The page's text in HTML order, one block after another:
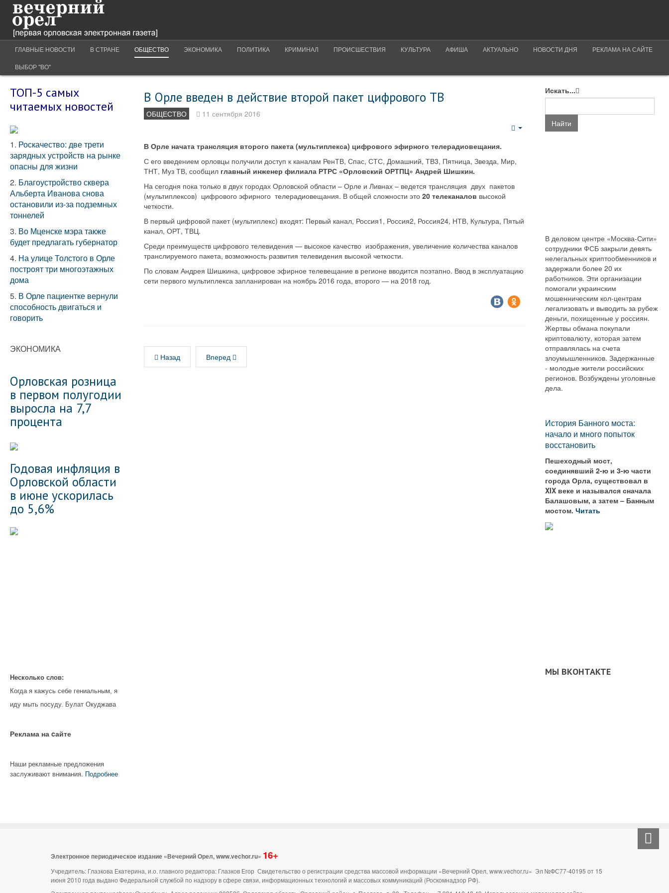
ГЛАВНЫЕ НОВОСТИ В СТРАНЕ ОБЩЕСТВО ЭКОНОМИКА ПОЛИТИКА КРИМИНАЛ ПРОИСШЕСТВИЯ КУЛЬТУРА АФИША АКТУАЛЬНО НОВОСТИ ДНЯ РЕКЛАМА НА САЙТЕ
ВЫБОР "ВО"
В Орле введен в действие второй пакет цифрового ТВ
ОБЩЕСТВО 11 сентября 2016
В Орле начата трансляция второго пакета (мультиплекса) цифрового эфирного телерадиовещания.
С его введением орловцы получили доступ к каналам РенТВ, Спас, СТС, Домашний, ТВ3, Пятница, Звезда, Мир,
ТНТ, Муз ТВ, сообщил главный инженер филиала РТРС «Орловский ОРТПЦ» Андрей Шишкин.
На сегодня пока только в двух городах Орловской области – Орле и Ливнах – ведется трансляция двух пакетов
(мультиплексов) цифрового эфирного телерадиовещания. В общей сложности это 20 телеканалов высокой
четкости.
В первый цифровой пакет (мультиплекс) входят: Первый канал, Россия1, Россия2, Россия24, НТВ, Культура, Пятый
канал, ОРТ, ТВЦ.
Среди преимуществ цифрового телевидения — высокое качество изображения, увеличение количества каналов
транслируемого пакета, возможность развития телевидения высокой четкости.
По словам Андрея Шишкина, цифровое эфирное телевещание в регионе вводится поэтапно. Ввод в эксплуатацию
сети первого мультиплекса запланирован на ноябрь 2016 года, второго — на 2018 год.
Назад Вперед
ТОП-5 самых
читаемых новостей
1. Роскачество: две трети
зарядных устройств на рынке
опасны для жизни
2. Благоустройство сквера
Альберта Иванова снова
остановили из-за подземных
тоннелей
3. Во Мценске мэра также
будет предлагать губернатор
4. На улице Толстого в Орле
построят три многоэтажных
дома
5. В Орле пациентке вернули
способность двигаться и
говорить
ЭКОНОМИКА
Орловская розница
в первом полугодии
выросла на 7,7
процента
Годовая инфляция в
Орловской области
в июне ускорилась
до 5,6%
Несколько слов:
Когда я кажусь себе гениальным, я
иду мыть посуду. Булат Окуджава
Реклама на cайте
Наши рекламные предложения
заслуживают внимания. Подробнее
Искать...
Найти
В деловом центре «Москва-Сити»
сотрудники ФСБ закрыли девять
нелегальных криптообменников и
задержали более 20 их
работников. Эти организации
помогали украинским
мошенническим кол-центрам
легализовать и выводить за рубеж
деньги, похищенные у россиян.
Жертвы обмана покупали
криптовалюту, которая затем
отправлялась на счета
злоумышленников. Задержанные
- молодые жители российских
регионов. Возбуждены уголовные
дела.
История Банного моста:
начало и много попыток
восстановить
Пешеходный мост,
соединявший 2-ю и 3-ю части
города Орла, существовал в
XIX веке и назывался сначала
Балашовым, а затем – Банным
мостом.Читать
МЫ ВКОНТАКТЕ
Электронное периодическое издание «Вечерний Орел, www.vechor.ru» 16+
Учредитель: Глазкова Екатерина, и.о. главного редактора: Глазков Егор Свидетельство о регистрации средства массовой информации «Вечерний Орел, www.vechor.ru» Эл №ФС77-40195 от 15
июня 2010 года выдано Федеральной службой по надзору в сфере связи, информационных технологий и массовых коммуникаций (Роскомнадзор РФ).